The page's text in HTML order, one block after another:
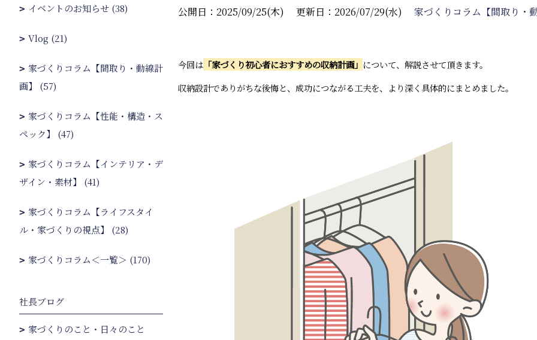
公開日：2025/09/25(木) 更新日：2026/07/29(水) 家づくりコラム【間取り・
今回は 「家づくり初心者におすすめの収納計画」 について、解説させて頂きます。
収納設計でありがちな後悔と、成功につながる工夫を、より深く具体的にまとめました。
イベントのお知らせ (38)
Vlog (21)
家づくりコラム【間取り・動線計
画】 (57)
家づくりコラム【性能・構造・ス
ペック】 (47)
家づくりコラム【インテリア・デ
ザイン・素材】 (41)
家づくりコラム【ライフスタイ
ル・家づくりの視点】 (28)
家づくりコラム＜一覧＞ (170)
社長ブログ
家づくりのこと・日々のこと